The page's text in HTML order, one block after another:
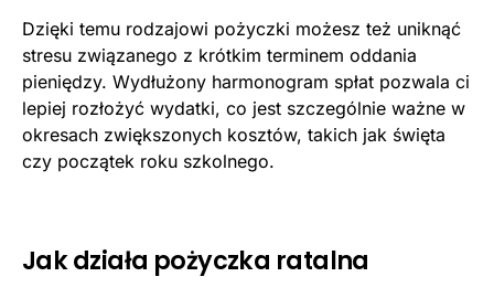
Dzięki temu rodzajowi pożyczki możesz też uniknąć
stresu związanego z krótkim terminem oddania
pieniędzy. Wydłużony harmonogram spłat pozwala ci
lepiej rozłożyć wydatki, co jest szczególnie ważne w
okresach zwiększonych kosztów, takich jak święta
czy początek roku szkolnego.
Jak działa pożyczka ratalna